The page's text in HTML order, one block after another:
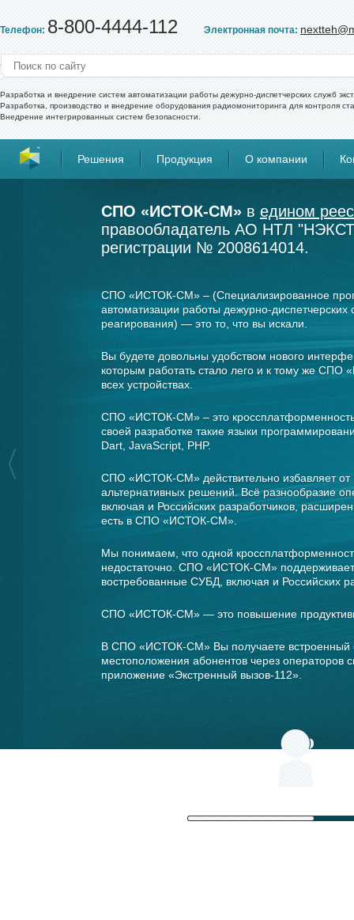
Телефон: 8-800-4444-112 Электронная почта:
Разработка и внедрение систем автоматизации работы дежурно-диспетчерских служб
Разработка, производство и внедрение оборудования радиомониторинга для контроля
Внедрение интегрированных систем безопасности.
Решения Продукция О компании
СПО «ИСТОК-СМ» в едином
правообладатель АО НТЛ
регистрации № 2008614014.
СПО «ИСТОК-СМ» – (Специализированное
автоматизации работы дежурно-диспетчерских
реагирования) — это то, что вы искали.
Вы будете довольны удобством нового
которым работать стало лего и к тому же
всех устройствах.
СПО «ИСТОК-СМ» – это
своей разработке такие языки
Dart, JavaScript, PHP.
СПО «ИСТОК-СМ» действительно избавляет от
альтернативных решений. Всё разнообразие
включая и Российских разработчиков,
есть в СПО «ИСТОК-СМ».
Мы понимаем, что одной
недостаточно. СПО «ИСТОК-СМ»
востребованные СУБД, включая и Российских
СПО «ИСТОК-СМ» — это повышение
В СПО «ИСТОК-СМ» Вы получаете встроенный
местоположения абонентов через операторов
приложение «Экстренный вызов-112».